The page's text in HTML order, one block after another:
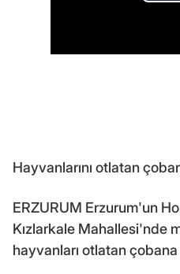
Hayvanlarını otlatan
ERZURUM Erzurum'un
Kızlarkale Mahallesi'nde
hayvanları otlatan çobana